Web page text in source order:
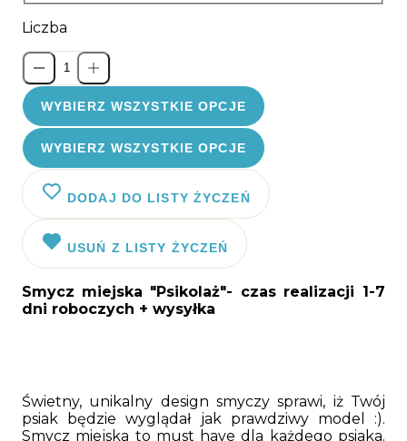
Liczba
WYBIERZ WSZYSTKIE OPCJE
WYBIERZ WSZYSTKIE OPCJE
DODAJ DO LISTY ŻYCZEŃ
USUŃ Z LISTY ŻYCZEŃ
Smycz miejska "Psikolaż"- czas realizacji 1-7
dni roboczych + wysyłka
Świetny, unikalny design smyczy sprawi, iż Twój
psiak będzie wyglądał jak prawdziwy model :).
Smycz miejska to must have dla każdego psiaka.